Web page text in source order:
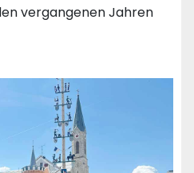
vergangenen Jahren